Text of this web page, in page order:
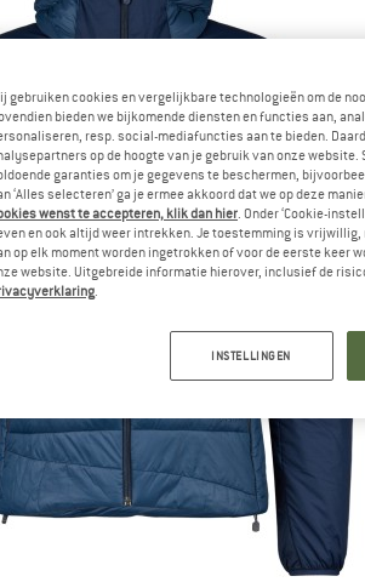
gebruiken cookies en vergelijkbare technologieën om de
bieden we bijkomende diensten en functies aan,
resp. social-mediafuncties aan te bieden.
op de hoogte van je gebruik van onze
garanties om je gegevens te beschermen,
‘Alles selecteren’ ga je ermee akkoord dat we op deze
wenst te accepteren, klik dan hier. Onder ‘Cookie-
en ook altijd weer intrekken. Je toestemming is
op elk moment worden ingetrokken of voor de eerste keer
website. Uitgebreide informatie hierover, inclusief de
.
INSTELLINGEN